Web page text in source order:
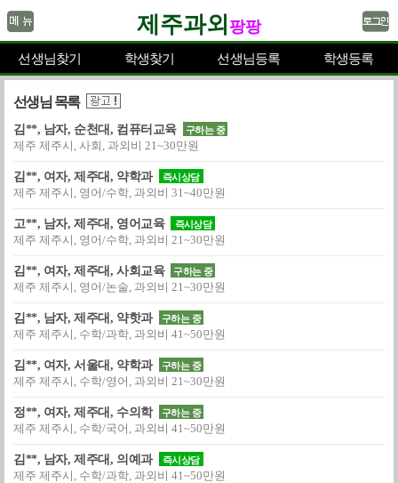
제주과외 팡팡
선생님찾기 학생찾기 선생님등록 학생등록
선생님 목록
김**, 남자, 순천대, 컴퓨터교육 구하는 중
제주 제주시, 사회, 과외비 21~30만원
김**, 여자, 제주대, 약학과 즉시상담
제주 제주시, 영어/수학, 과외비 31~40만원
고**, 남자, 제주대, 영어교육 즉시상담
제주 제주시, 영어/수학, 과외비 21~30만원
김**, 여자, 제주대, 사회교육 구하는 중
제주 제주시, 영어/논술, 과외비 21~30만원
김**, 남자, 제주대, 약핫과 구하는 중
제주 제주시, 수학/과학, 과외비 41~50만원
김**, 여자, 서울대, 약학과 구하는 중
제주 제주시, 수학/영어, 과외비 21~30만원
정**, 여자, 제주대, 수의학 구하는 중
제주 제주시, 수학/국어, 과외비 41~50만원
김**, 남자, 제주대, 의예과 즉시상담
제주 제주시, 수학/과학, 과외비 41~50만원